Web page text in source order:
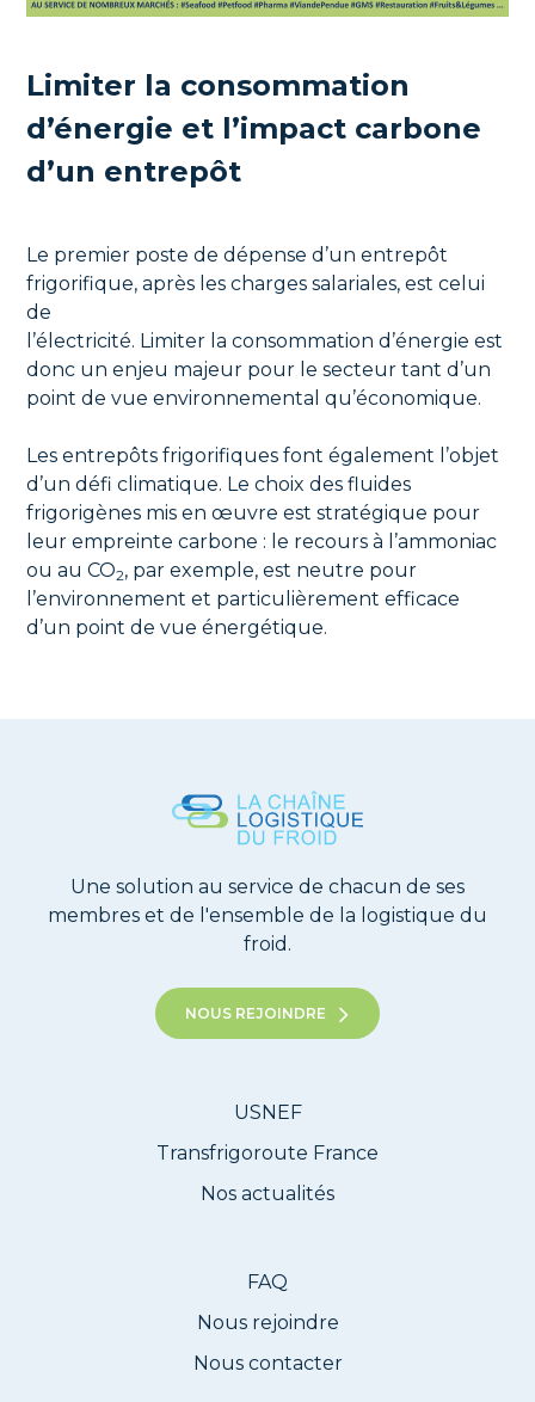
Limiter la consommation
d’énergie et l’impact carbone
d’un entrepôt
Le premier poste de dépense d’un entrepôt
frigorifique, après les charges salariales, est celui
de
l’électricité. Limiter la consommation d’énergie est
donc un enjeu majeur pour le secteur tant d’un
point de vue environnemental qu’économique.
Les entrepôts frigorifiques font également l’objet
d’un défi climatique. Le choix des fluides
frigorigènes mis en œuvre est stratégique pour
leur empreinte carbone : le recours à l’ammoniac
ou auCO2, par exemple, est neutre pour
l’environnement et particulièrement efficace
d’un point de vue énergétique.
Une solution au service de chacun de ses
membres et de l'ensemble de la logistique du
froid.
NOUS REJOINDRE
USNEF
Transfrigoroute France
Nos actualités
FAQ
Nous rejoindre
Nous contacter